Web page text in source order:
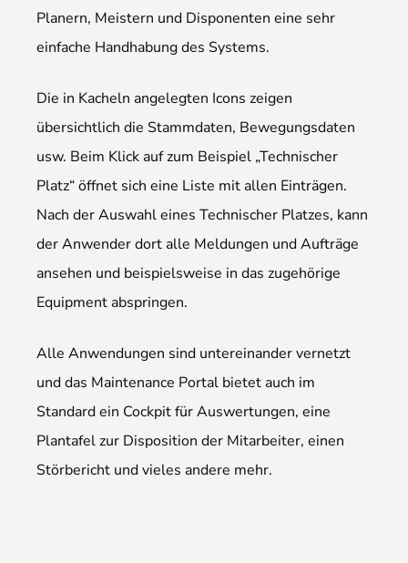
Planern, Meistern und Disponenten eine sehr
einfache Handhabung des Systems.
Die in Kacheln angelegten Icons zeigen
übersichtlich die Stammdaten, Bewegungsdaten
usw. Beim Klick auf zum Beispiel „Technischer
Platz“ öffnet sich eine Liste mit allen Einträgen.
Nach der Auswahl eines Technischer Platzes, kann
der Anwender dort alle Meldungen und Aufträge
ansehen und beispielsweise in das zugehörige
Equipment abspringen.
Alle Anwendungen sind untereinander vernetzt
und das Maintenance Portal bietet auch im
Standard ein Cockpit für Auswertungen, eine
Plantafel zur Disposition der Mitarbeiter, einen
Störbericht und vieles andere mehr.